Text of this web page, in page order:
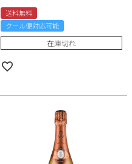
送料無料
クール便対応可能
在庫切れ